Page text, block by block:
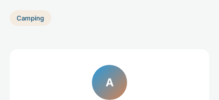
Camping
A